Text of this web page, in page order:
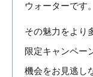
ウォーターです。
その魅力をより
限定キャンペー
機会をお見逃し